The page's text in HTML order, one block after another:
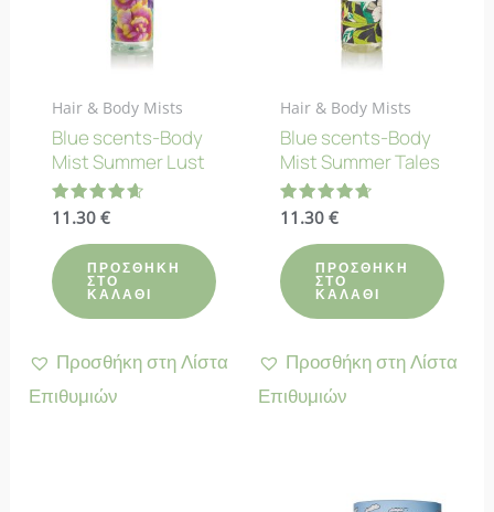
Hair & Body Mists
Blue scents-Body
Mist Summer Lust
Βαθμολογήθηκε
4.67
από 5
11.30 €
ΠΡΟΣΘΉΚΗ
ΣΤΟ
ΚΑΛΆΘΙ
Προσθήκη στη Λίστα
Επιθυμιών
Hair & Body Mists
Blue scents-Body
Mist Summer Tales
Βαθμολογήθηκε
4.67
από 5
11.30€
ΠΡΟΣΘΉΚΗ
ΣΤΟ
ΚΑΛΆΘΙ
Προσθήκη στη Λίστα
Επιθυμιών